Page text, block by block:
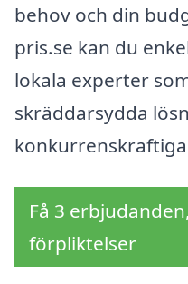
behov och din
pris.se kan du
lokala experter
skräddarsydda
Få 3
förpliktelser